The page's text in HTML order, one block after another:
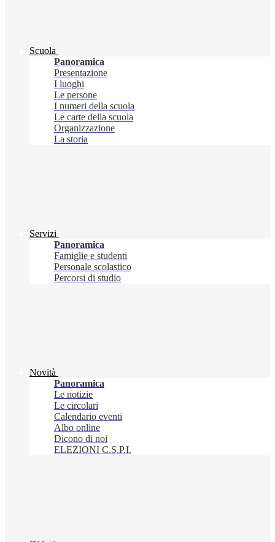
Scuola
Panoramica
Presentazione
I luoghi
Le persone
I numeri della scuola
Le carte della scuola
Organizzazione
La storia
Servizi
Panoramica
Famiglie e studenti
Personale scolastico
Percorsi di studio
Novità
Panoramica
Le notizie
Le circolari
Calendario eventi
Albo online
Dicono di noi
ELEZIONI C.S.P.I.